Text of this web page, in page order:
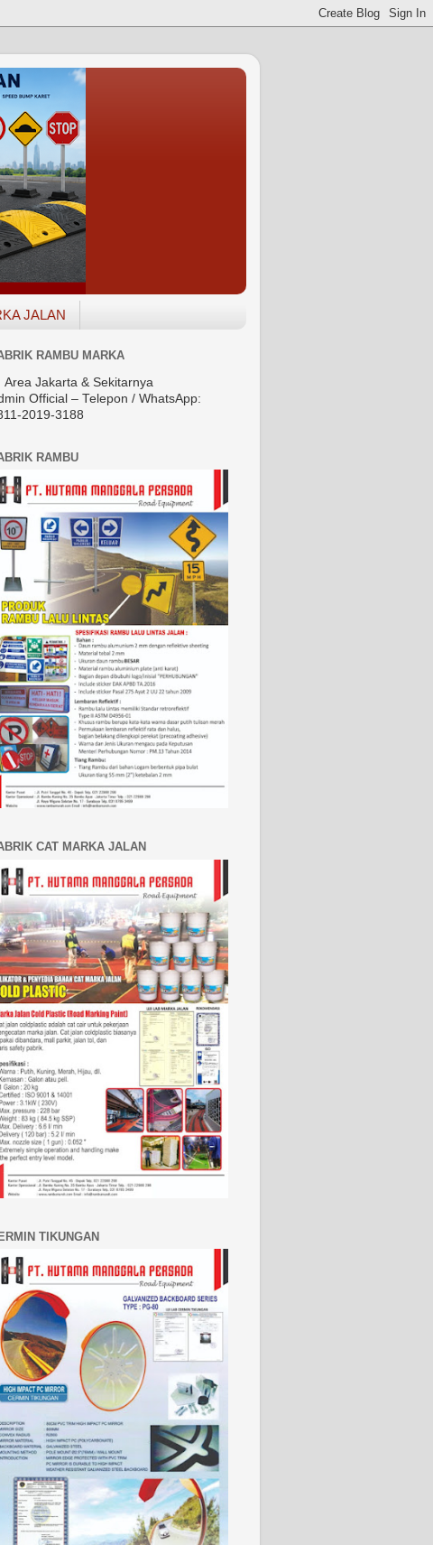
JALAN
RAMBU MARKA
Area Jakarta & Sekitarnya
Official – Telepon / WhatsApp:
2019-3188
RAMBU
CAT MARKA JALAN
TIKUNGAN